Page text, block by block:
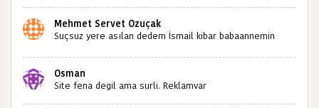
Mehmet Servet Özuçak
Suçsuz yere asılan dedem İsmail kibar babaannemin
Osman
Site fena degil ama surli. Reklamvar